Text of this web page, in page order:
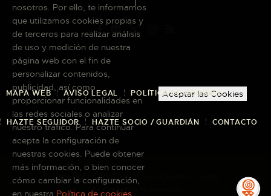
MAPA WEB AVISO LEGAL POLÍTICA DE COOKIES
HAZTE SEGUIDOR HAZTE SOCIO / GUARDIÁN CONTACTO
Copyright © 2026 El Museo Canario · Todos
los derechos reservados
nosotros. Por ello, te informamos
que utilizamos cookies propias y
de terceros para realizar análisis
de uso y medición de nuestra
página web con el fin de
personalizar contenidos,
publicidad, así como
proporcionar funcionalidades en
las redes sociales o analizar
nuestro tráfico. Para continuar
acepta la configuración de
nuestras cookies. Puede obtener
más información, o bien conocer
cómo cambiar la configuración,
en nuestra Política de cookies
Aceptar las Cookies